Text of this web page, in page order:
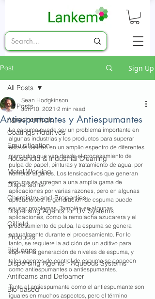
Post Sign Up
All Posts
Agrochemicals
Coatings Additives
Emulsification
Household & Industrial Cleaning
Metal Working
Dispersions
Chemistry and Properties
Dispersing Agents for UV Systems
Oilfield
Products
BioLoops
Dispersing Agents - Aqueous Systems
Antifoams and Defoamer
Bio-based
All Posts
Antiespumantes y Antiespumantes
Sean Hodgkinson
Jun 10, 2021 2 min read
La espuma puede ser un problema importante en
algunas industrias y los productos para superar
esto se utilizan en un amplio espectro de diferentes
mercados que van desde el procesamiento de
pulpa de papel, pinturas y tratamiento de agua, por
nombrar algunos. Los tensioactivos que generan
espuma se agregan a una amplia gama de
aplicaciones por varias razones, pero en algunas
aplicaciones, la generación de espuma puede
causar problemas. También en algunas
aplicaciones, como la remolacha azucarera y el
procesamiento de pulpa, la espuma se genera
naturalmente durante el procesamiento. Por lo
tanto, se requiere la adición de un aditivo para
suprimir la generación de niveles de espuma, y ​​
tales agentes de control de espuma se conocen
como antiespumantes o antiespumantes.
Tanto el antiespumante como el antiespumante son
iguales en muchos aspectos, pero el término